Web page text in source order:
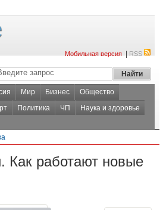
Мобильная версия|RSS
Мир Бизнес
Общество
Политика ЧП
Наука и здоровье
Как работают новые